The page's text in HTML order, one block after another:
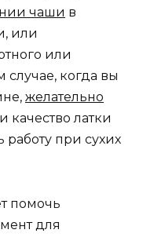
чаши в
или
или
когда вы
желательно
качество латки
при сухих
помочь
для